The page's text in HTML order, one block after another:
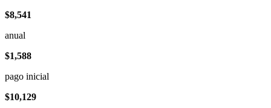
$8,541
anual
$1,588
pago inicial
$10,129